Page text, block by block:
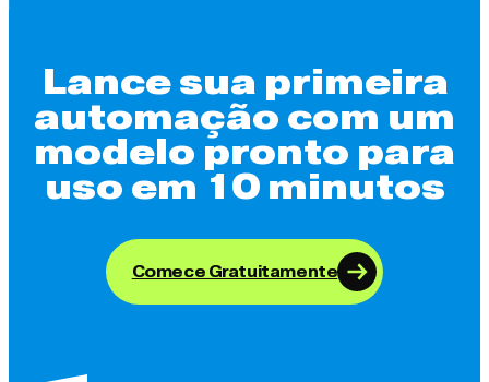
Lance sua primeira
automação com um
modelo pronto para
uso em 10 minutos
Comece Gratuitamente